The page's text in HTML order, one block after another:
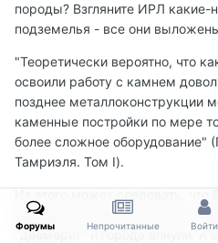
породы? Взгляните ИРЛ какие-
подземелья - все они
"Теоретически вероятно, что
освоили работу с камнем
позднее металлоконструкции
каменные постройки по мере
более сложное оборудование"
Тамриэля. Том I).
двемеров изначально были
"двемерит" и города апнули. А
Форумы Непрочитанные Войти